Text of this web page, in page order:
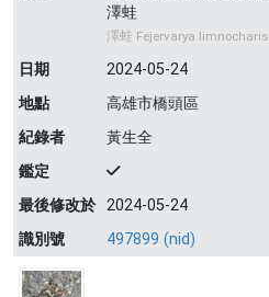
澤蛙
澤蛙 Fejervarya limnocharis
日期
2024-05-24
地點
高雄市橋頭區
紀錄者
黃生全
鑑定
最後修改於 2024-05-24
識別號
497899 (nid)